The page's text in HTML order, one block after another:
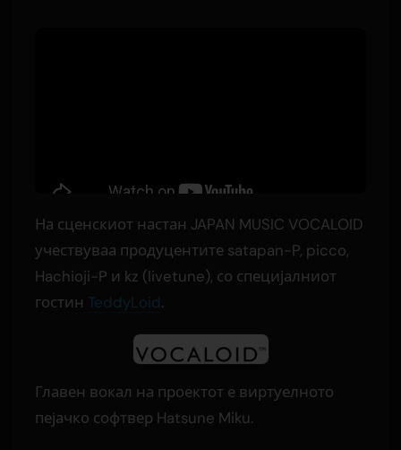
На сценскиот настан JAPAN MUSIC VOCALOID
учествуваа продуцентите satapan-P, picco,
Hachioji-P и kz (livetune), со специјалниот
гостин TeddyLoid.
Главен вокал на проектот е виртуелното
пејачко софтвер Hatsune Miku.